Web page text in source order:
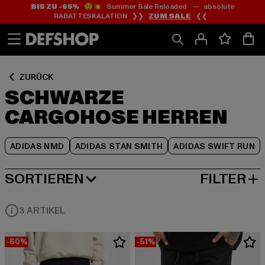
Zum
Inhalt
springen
Zum
Fußzeile
springen
BIS ZU -65%😲💥 Summer Sale Reloaded — absolute
RABATTESKALATION ❯❯ ZUM SALE ❮❮
ZURÜCK
SCHWARZE
CARGOHOSE HERREN
ADIDAS NMD ADIDAS STAN SMITH ADIDAS SWIFT RUN
Zum
Produktraster
springen
SORTIEREN
BELIEBTESTE FILTER
3 ARTIKEL
-60% -51%